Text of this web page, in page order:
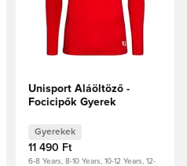
Unisport Aláöltöző -
Focicipők Gyerek
Gyerekek
11 490 Ft
6-8 Years, 8-10 Years, 10-12 Years, 12-